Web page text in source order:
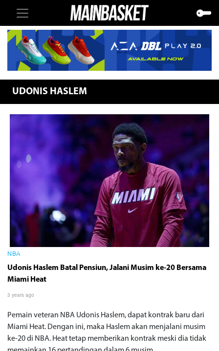
UDONIS HASLEM
NBA
Udonis Haslem Batal Pensiun, Jalani Musim ke-20 Bersama
Miami Heat
3 years ago
Pemain veteran NBA Udonis Haslem, dapat kontrak baru dari
Miami Heat. Dengan ini, maka Haslem akan menjalani musim
ke-20 di NBA. Heat tetap memberikan kontrak meski dia tidak